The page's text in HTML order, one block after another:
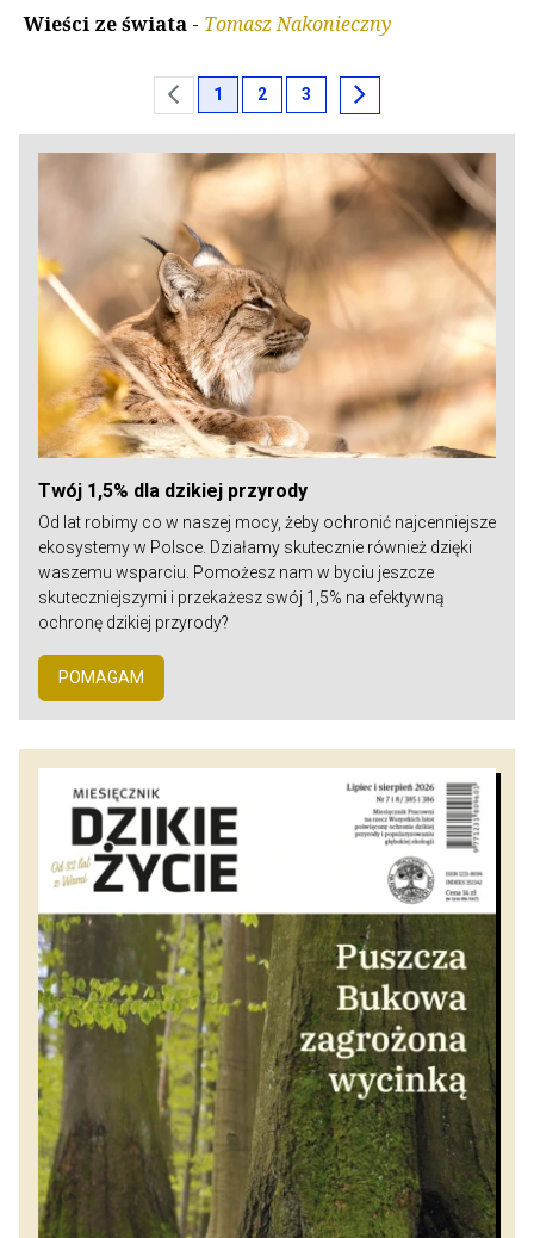
Wieści ze świata - Tomasz Nakonieczny
chevron_left 1 2 3 chevron_right
Twój 1,5% dla dzikiej przyrody
Od lat robimy co w naszej mocy, żeby ochronić najcenniejsze
ekosystemy w Polsce. Działamy skutecznie również dzięki
waszemu wsparciu. Pomożesz nam w byciu jeszcze
skuteczniejszymi i przekażesz swój 1,5% na efektywną
ochronę dzikiej przyrody?
POMAGAM